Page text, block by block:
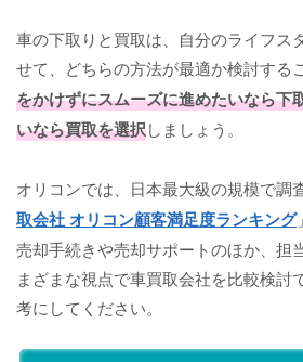
車の下取りと買取は、自分のライフス
せて、どちらの方法が最適か検討する
をかけずにスムーズに進めたいなら下
いなら買取を選択しましょう。
オリコンでは、日本最大級の規模で調
取会社 オリコン顧客満足度ランキング
売却手続きや売却サポートのほか、担
まざまな視点で車買取会社を比較検討
考にしてください。